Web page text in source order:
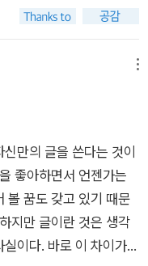
김남주 시인의 시집
시를 발표하며 등단했
디 은행에라도 취직했거
가지 않은 길에 대한 아
는 사람으로 사는 일은
역시 위기감을 느끼지만
까닭은 '문학은 문학이
않는 까닭은 독자들의
은 수의 독자들을 사로
있기 때문이기도 하다.
신만의 글을 쓴다는 것이
좋아하면서 언젠가는
볼 꿈도 갖고 있기 때문
지만 글이란 것은 생각
이다. 바로 이 차이가